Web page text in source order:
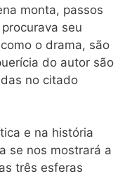
monta, passos
seu
o drama, são
do autor são
no citado
e na história
se nos mostrará a
três esferas